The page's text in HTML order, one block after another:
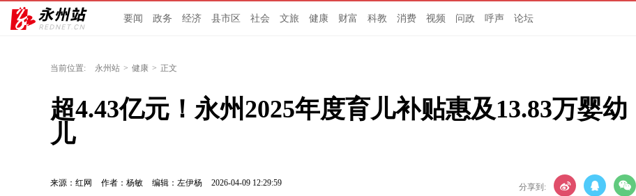
要闻 政务 经济 县市区 社会 文旅 健康 财富 科教 消费 视频 问政 呼声 论坛
当前位置: 永州站 > 健康 > 正文
超4.43亿元！永州2025年度育儿补贴惠及13.83万婴幼
儿
来源：红网 作者：杨敏 编辑：左伊杨 2026-04-09 12:29:59 分享到: